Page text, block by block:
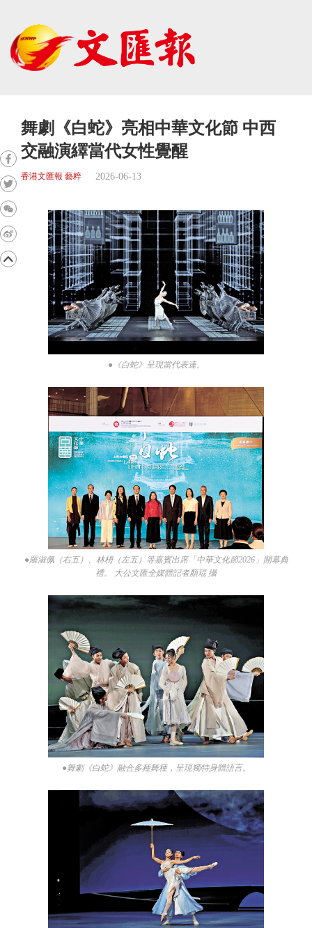
舞劇《白蛇》亮相中華文化節 中西
交融演繹當代女性覺醒
香港文匯報 藝粹 2026-06-13
●《白蛇》呈現當代表達。
●羅淑佩（右五）、林枬（左五）等嘉賓出席「中華文化節2026」開幕典
禮。 大公文匯全媒體記者顏琨 攝
●舞劇《白蛇》融合多種舞種，呈現獨特身體語言。